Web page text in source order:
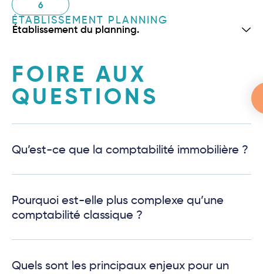
6
ÉTABLISSEMENT PLANNING
Établissement du planning.
FOIRE AUX
QUESTIONS
Qu’est-ce que la comptabilité immobilière ?
Pourquoi est-elle plus complexe qu’une
comptabilité classique ?
Quels sont les principaux enjeux pour un